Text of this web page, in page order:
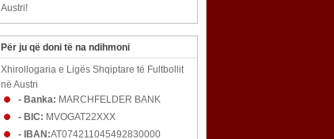
Austri!
Për ju që doni të na ndihmoni
Xhirollogaria e Ligës Shqiptare të Fultbollit
në Austri
- Banka: MARCHFELDER BANK
- BIC: MVOGAT22XXX
- IBAN:AT074211045492830000